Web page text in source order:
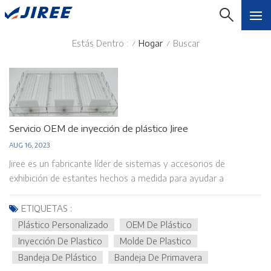
Estás Dentro : / Hogar / Buscar
Servicio OEM de inyección de plástico Jiree
AUG 16, 2023
Jiree es un fabricante líder de sistemas y accesorios de
exhibición de estantes hechos a medida para ayudar a
maximizar el impacto visual de sus productos minoristas. Nos
hemos desarrollado a través de años de experiencia para
garantizar una presentación atractiva del producto y los
expositores se pueden adaptar para adaptarse a muchos tipos
diferentes de estantes y formatos de embalaje. Nos
enorgullecemos de ofrecer productos de calidad y entrega
ETIQUETAS :
Plástico Personalizado
OEM De Plástico
Inyección De Plastico
Molde De Plastico
Bandeja De Plástico
Bandeja De Primavera